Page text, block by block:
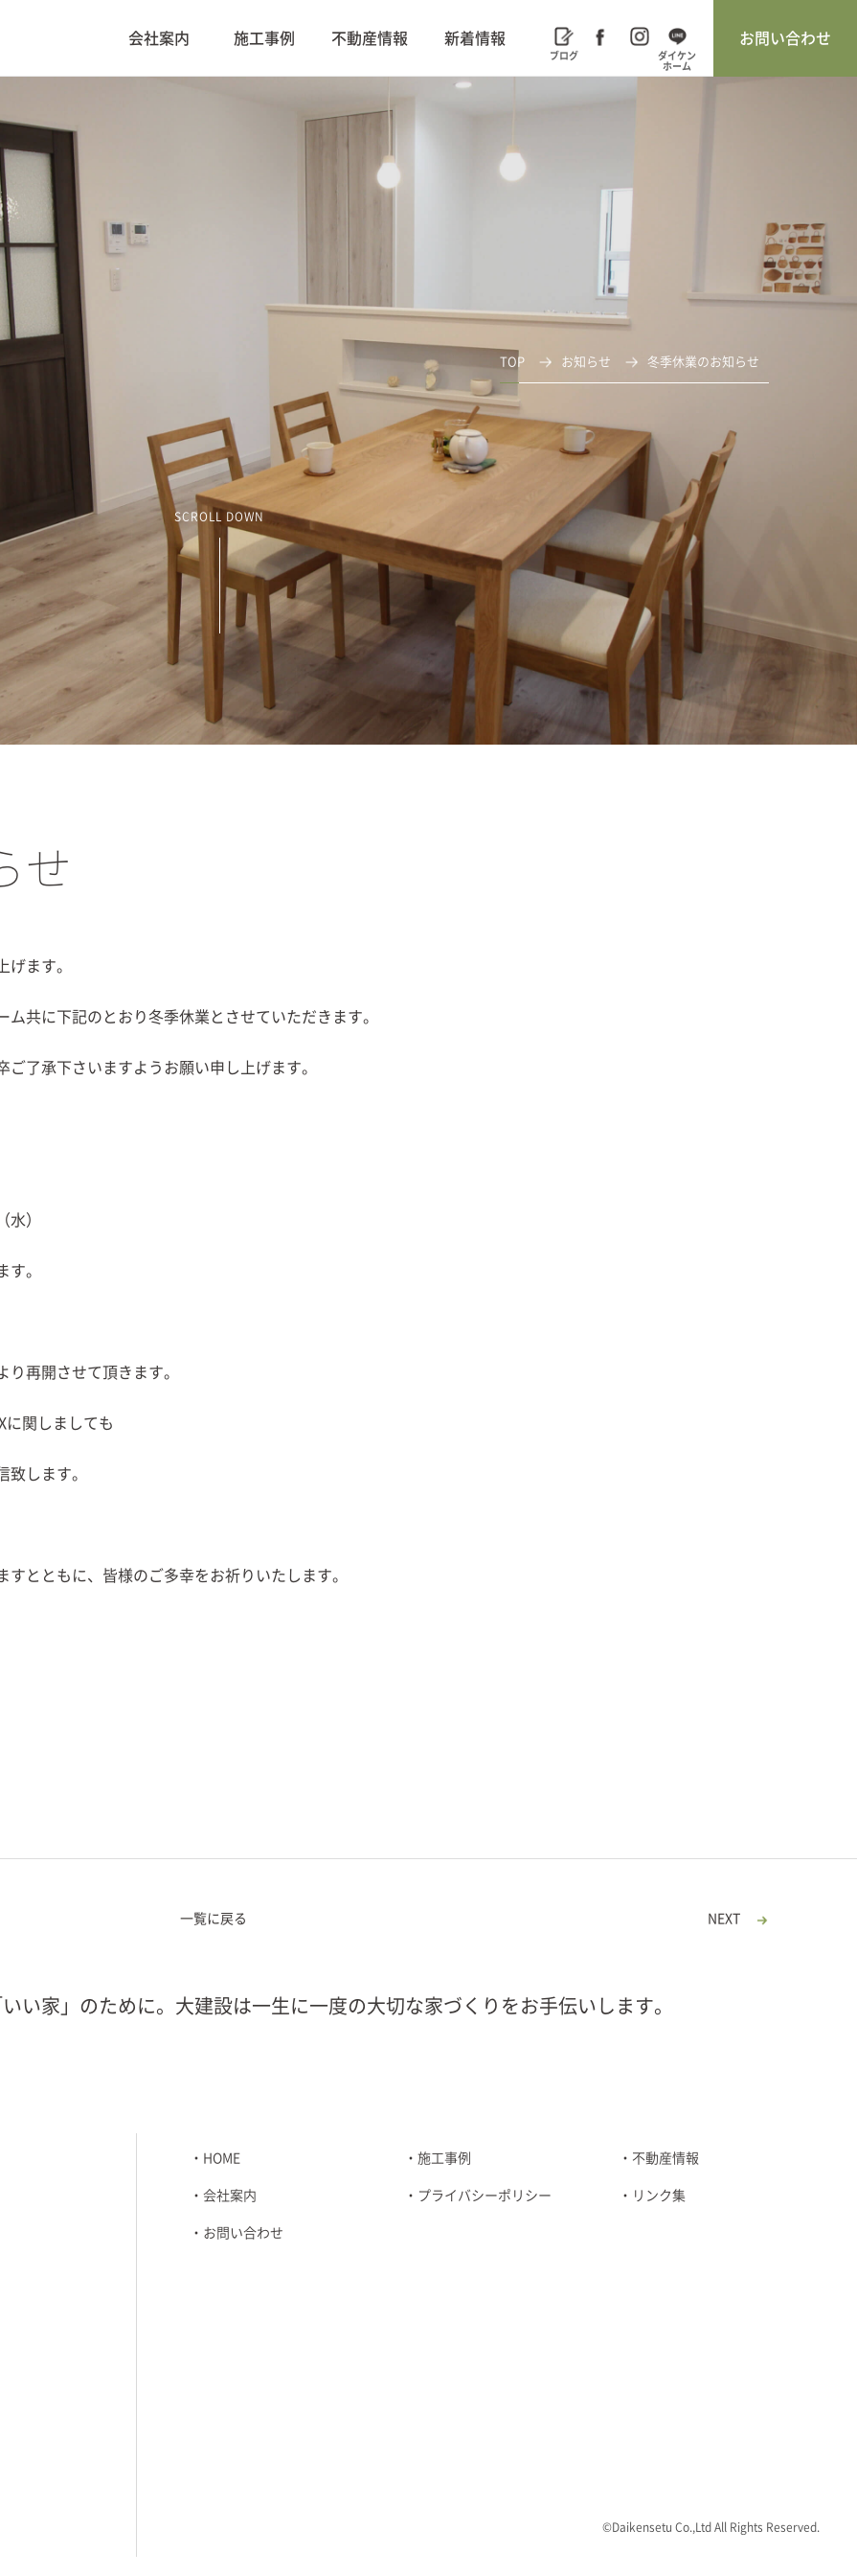
会社案内 施工事例 不動産情報 新着情報 お問い合わせ
TOP お知らせ 冬季休業のお知らせ
SCROLL DOWN
せ
げます。
共に下記のとおり冬季休業とさせていただきます。
了承下さいますようお願い申し上げます。
水）
す。
再開させて頂きます。
に関しましても
致します。
とともに、皆様のご多幸をお祈りいたします。
一覧に戻る NEXT
い家」のために。大建設は一生に一度の大切な家づくりをお手伝いします。
HOME 施工事例 不動産情報
会社案内 プライバシーポリシー リンク集
お問い合わせ
©Daikensetu Co.,Ltd All Rights Reserved.